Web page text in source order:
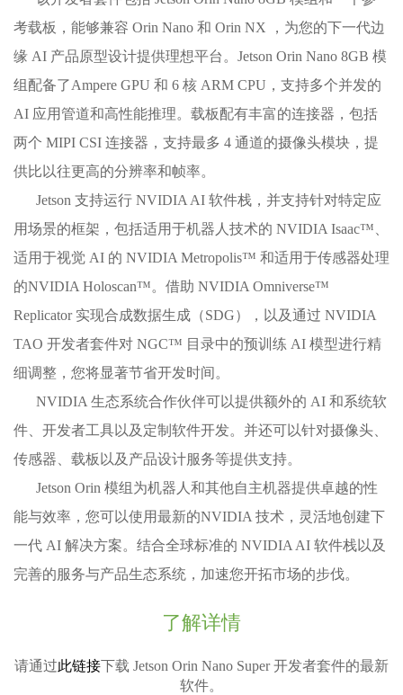
考载板，能够兼容 Orin Nano 和 Orin NX ，为您的下一代边
缘 AI 产品原型设计提供理想平台。Jetson Orin Nano 8GB 模
组配备了Ampere GPU 和 6 核 ARM CPU，支持多个并发的
AI 应用管道和高性能推理。载板配有丰富的连接器，包括
两个 MIPI CSI 连接器，支持最多 4 通道的摄像头模块，提
供比以往更高的分辨率和帧率。
Jetson 支持运行 NVIDIA AI 软件栈，并支持针对特定应
用场景的框架，包括适用于机器人技术的 NVIDIA Isaac™、
适用于视觉 AI 的 NVIDIA Metropolis™ 和适用于传感器处理
的NVIDIA Holoscan™。借助 NVIDIA Omniverse™
Replicator 实现合成数据生成（SDG），以及通过 NVIDIA
TAO 开发者套件对 NGC™ 目录中的预训练 AI 模型进行精
细调整，您将显著节省开发时间。
NVIDIA 生态系统合作伙伴可以提供额外的 AI 和系统软
件、开发者工具以及定制软件开发。并还可以针对摄像头、
传感器、载板以及产品设计服务等提供支持。
Jetson Orin 模组为机器人和其他自主机器提供卓越的性
能与效率，您可以使用最新的NVIDIA 技术，灵活地创建下
一代 AI 解决方案。结合全球标准的 NVIDIA AI 软件栈以及
完善的服务与产品生态系统，加速您开拓市场的步伐。
了解详情
请通过此链接 下载 Jetson Orin Nano Super 开发者套件的最新
软件。